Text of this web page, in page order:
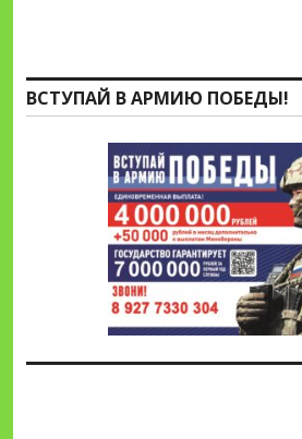
ВСТУПАЙ В АРМИЮ ПОБЕДЫ!